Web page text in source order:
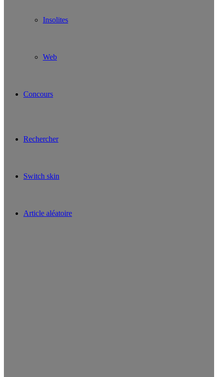
Insolites
Web
Concours
Rechercher
Switch skin
Article aléatoire